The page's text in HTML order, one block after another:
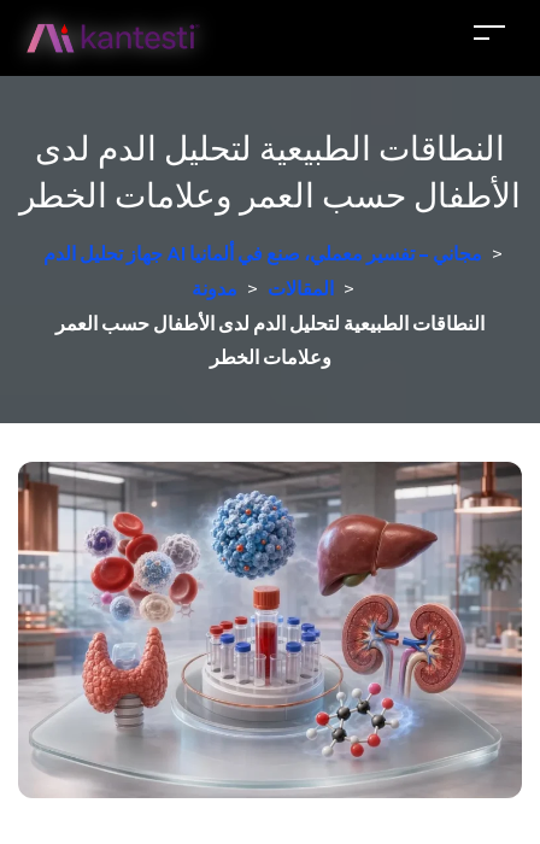
النطاقات الطبيعية لتحليل الدم لدى
الأطفال حسب العمر وعلامات الخطر
جهاز تحليل الدم AI مجاني – تفسير معملي، صنع في ألمانيا >
مدونة > المقالات >
النطاقات الطبيعية لتحليل الدم لدى الأطفال حسب العمر
وعلامات الخطر